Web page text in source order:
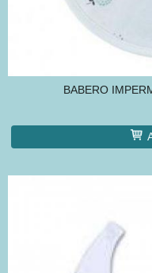
BABERO